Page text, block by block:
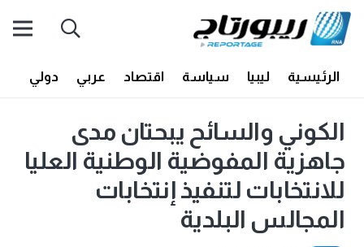
الرئيسية ليبيا سياسة اقتصاد عربي دولي
الكوني والسائح يبحتان مدى
جاهزية المفوضية الوطنية العليا
للانتخابات لتنفيذ إنتخابات
المجالس البلدية